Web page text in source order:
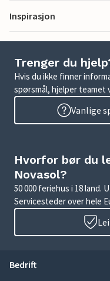
Inspirasjon
Trenger du
Hvis du ikke finner
spørsmål, hjelper teamet
Vanlige
Hvorfor bør du
Novasol?
50 000 feriehus i 18 land.
Servicesteder over hele
Bedrift